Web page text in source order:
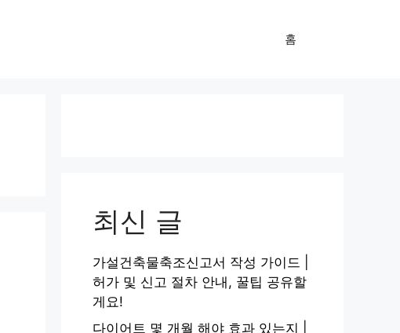
홈
최신 글
가설건축물축조신고서 작성 가이드 |
허가 및 신고 절차 안내, 꿀팁 공유할
게요!
다이어트 몇 개월 해야 효과 있는지 |